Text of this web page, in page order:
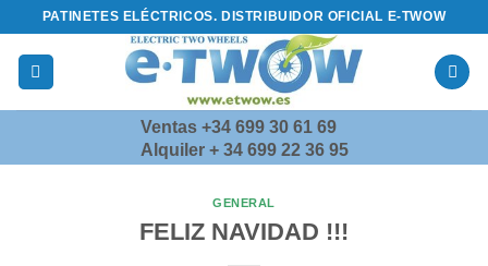
Saltar
al
contenido
PATINETES ELÉCTRICOS. DISTRIBUIDOR OFICIAL E-TWOW
Ventas +34 699 30 61 69
Alquiler + 34 699 22 36 95
GENERAL
FELIZ NAVIDAD !!!